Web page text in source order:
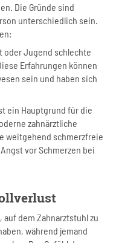
Die Gründe sind
unterschiedlich sein.
oder Jugend schlechte
Erfahrungen können
sein und haben sich
ein Hauptgrund für die
zahnärztliche
weitgehend schmerzfreie
vor Schmerzen bei
auf dem Zahnarztstuhl zu
während jemand